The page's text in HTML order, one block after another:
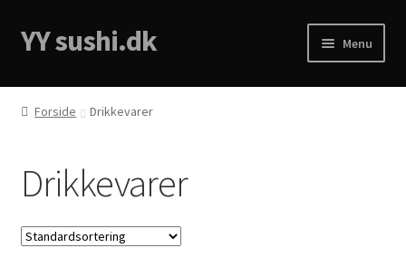
YY sushi.dk Menu
Forside
Checkout
Menukort
Forside Drikkevarer
Drikkevarer